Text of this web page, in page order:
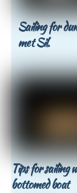
Sailing for
met Sil.
Tips for sailing
bottomed boat